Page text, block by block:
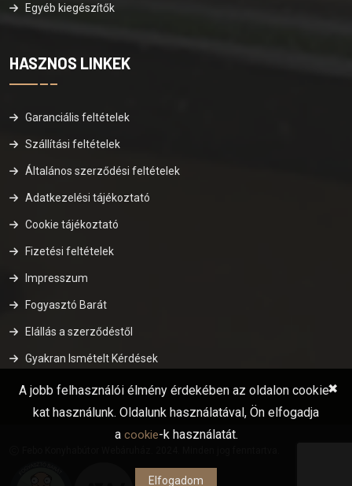
Egyéb kiegészítők
HASZNOS LINKEK
Garanciális feltételek
Szállítási feltételek
Általános szerződési feltételek
Adatkezelési tájékoztató
Cookie tájékoztató
Fizetési feltételek
Impresszum
Fogyasztó Barát
Elállás a szerződéstől
Gyakran Ismételt Kérdések
A jobb felhasználói élmény érdekében az oldalon cookie-
kat használunk. Oldalunk használatával, Ön elfogadja
a cookie-k használatát.
Elfogadom
✖